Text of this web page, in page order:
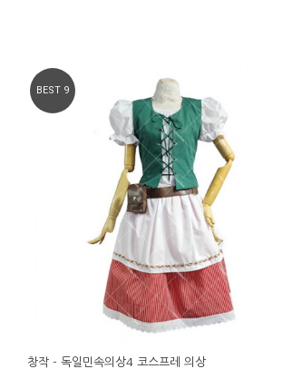
BEST 9
창작 - 독일민속의상4 코스프레 의상